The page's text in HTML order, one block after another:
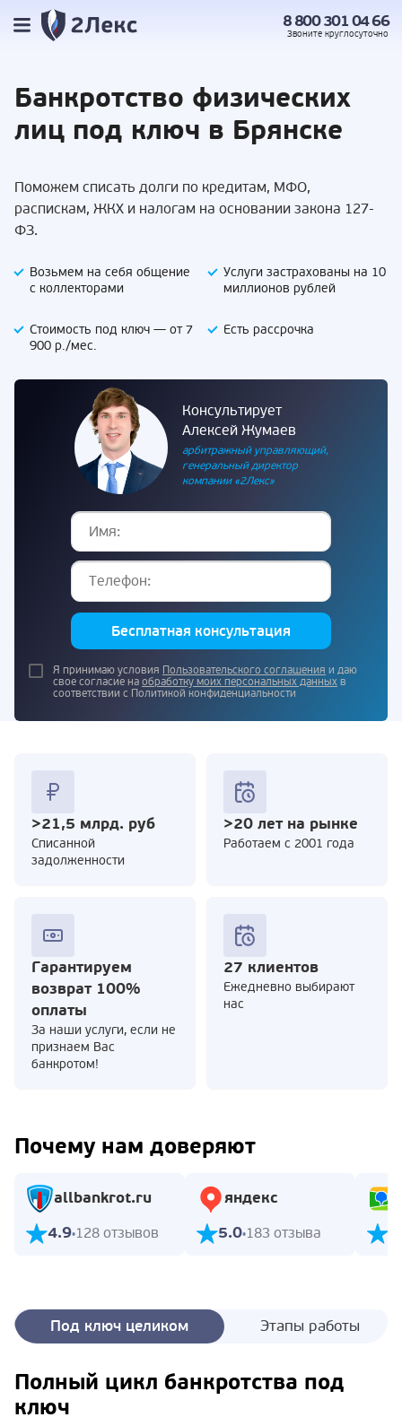
8 800 301 04 66
Звоните круглосуточно
Банкротство физических
лиц под ключ в Брянске
Поможем списать долги по кредитам, МФО,
распискам, ЖКХ и налогам на основании закона 127-
ФЗ.
Возьмем на себя общение
с коллекторами
Услуги застрахованы на 10
миллионов рублей
Стоимость под ключ — от 7
900 р./мес.
Есть рассрочка
Консультирует
Алексей Жумаев
арбитражный управляющий,
генеральный директор
компании «2Лекс»
Бесплатная консультация
Я принимаю условия Пользовательского соглашения и даю
свое согласие на обработку моих персональных данных в
соответствии с Политикой конфиденциальности
>21,5 млрд. руб
Cписанной
задолженности
>20 лет на рынке
Работаем с 2001 года
Гарантируем
возврат 100%
оплаты
За наши услуги, если не
признаем Вас
банкротом!
27 клиентов
Ежедневно выбирают
нас
Почему нам доверяют
allbankrot.ru
4.9 128 отзывов
яндекс
5.0 183 отзыва
Под ключ целиком Этапы работы
Полный цикл банкротства под
ключ